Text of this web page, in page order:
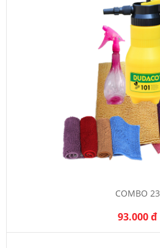
COMBO 23
93.000 đ